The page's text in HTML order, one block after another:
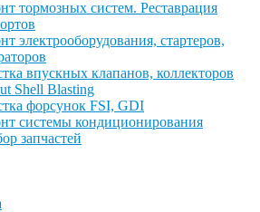
тормозных систем. Реставрация
электрооборудования, стартеров,
впускных клапанов, коллекторов
Shell Blasting
форсунок FSI, GDI
системы кондиционирования
запчастей